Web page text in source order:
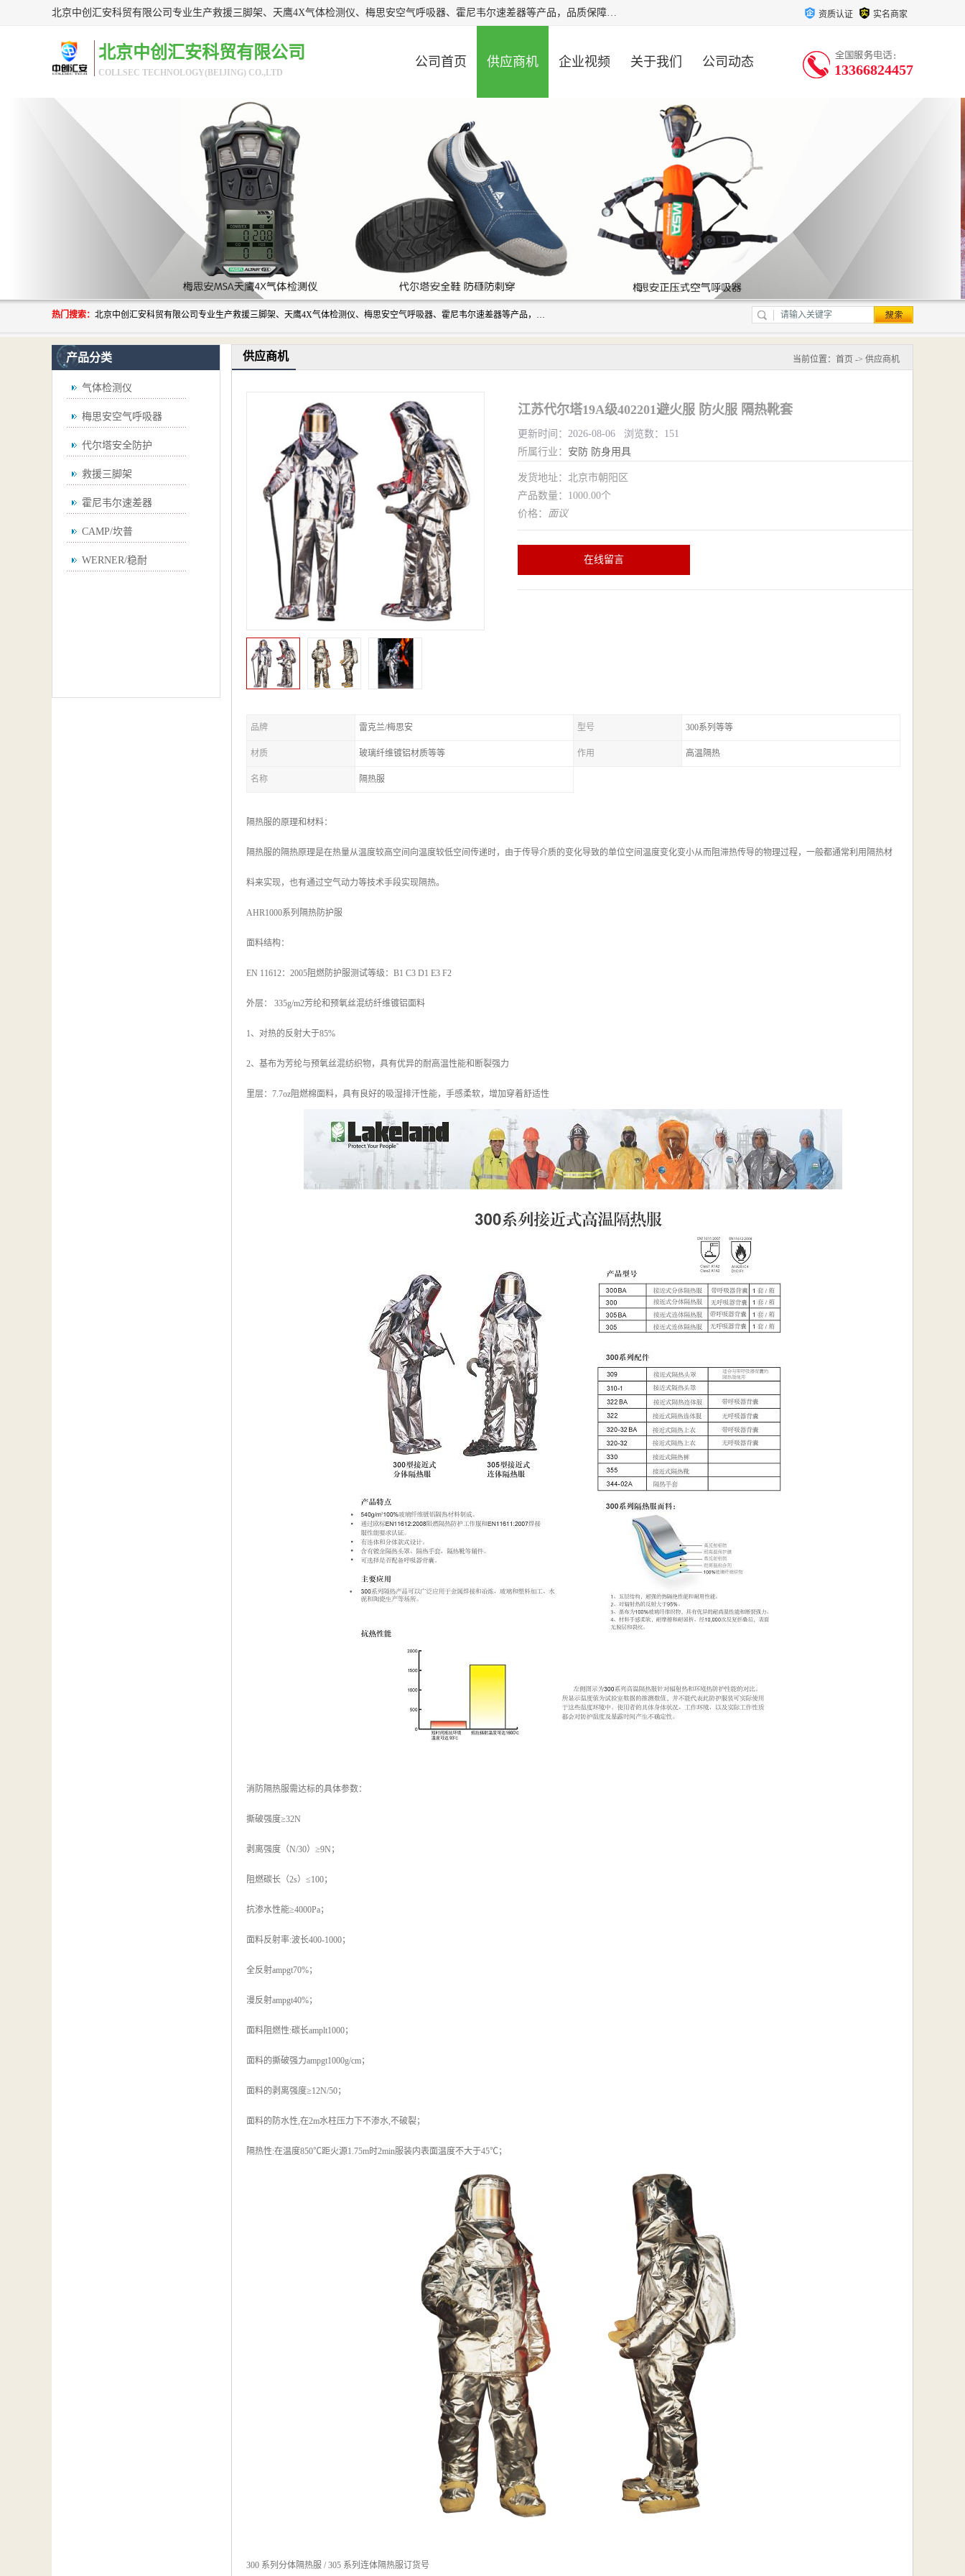
北京中创汇安科贸有限公司专业生产救援三脚架、天鹰4X气体检测仪、梅思安空气呼吸器、霍尼韦尔速差器等产品，品质保障，价格合理，欢迎在线致电咨询。 资质认证 实名商家
北京中创汇安科贸有限公司
COLLSEC TECHNOLOGY(BEIJING) CO.,LTD
公司首页 供应商机 企业视频 关于我们 公司动态 13366824457
热门搜索： 北京中创汇安科贸有限公司专业生产救援三脚架、天鹰4X气体检测仪、梅思安空气呼吸器、霍尼韦尔速差器等产品，品质保障，价格合理，欢迎在线致电咨询。
产品分类
气体检测仪
梅思安空气呼吸器
代尔塔安全防护
救援三脚架
霍尼韦尔速差器
CAMP/坎普
WERNER/稳耐
供应商机 当前位置： 首页 -> 供应商机
江苏代尔塔19A级402201避火服 防火服 隔热靴套
更新时间：2026-08-06 浏览数：151
所属行业： 安防 防身用具
发货地址：北京市朝阳区
产品数量：1000.00个
价格： 面议
在线留言
品牌 雷克兰/梅思安 型号 300系列等等
材质 玻璃纤维镀铝材质等等 作用 高温隔热
名称 隔热服
隔热服的原理和材料：
隔热服的隔热原理是在热量从温度较高空间向温度较低空间传递时，由于传导介质的变化导致的单位空间温度变化变小从而阻滞热传导的物理过程，一般都通常利用隔热材
料来实现，也有通过空气动力等技术手段实现隔热。
AHR1000系列隔热防护服
面料结构：
EN 11612：2005阻燃防护服测试等级：B1 C3 D1 E3 F2
外层： 335g/m2芳纶和预氧丝混纺纤维镀铝面料
1、对热的反射大于85%
2、基布为芳纶与预氧丝混纺织物，具有优异的耐高温性能和断裂强力
里层：7.7oz阻燃棉面料，具有良好的吸湿排汗性能，手感柔软，增加穿着舒适性
消防隔热服需达标的具体参数：
撕破强度≥32N
剥离强度（N/30）≥9N；
阻燃碳长（2s）≤100；
抗渗水性能≥4000Pa；
面料反射率:波长400-1000；
全反射ampgt70%；
漫反射ampgt40%；
面料阻燃性:碳长amplt1000；
面料的撕破强力ampgt1000g/cm；
面料的剥离强度≥12N/50；
面料的防水性,在2m水柱压力下不渗水,不破裂；
隔热性:在温度850℃距火源1.75m时2min服装内表面温度不大于45℃；
300 系列分体隔热服 / 305 系列连体隔热服订货号